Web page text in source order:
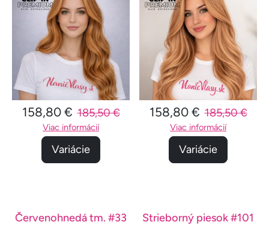
158,80 € 185,50 €
Viac informácií
Variácie
158,80 € 185,50 €
Viac informácií
Variácie
Červenohnedá tm. #33 Strieborný piesok #101